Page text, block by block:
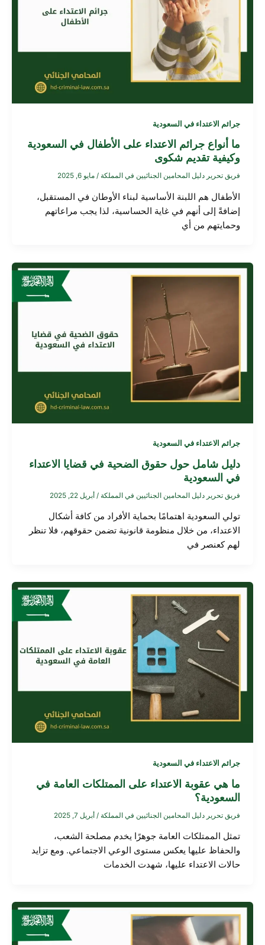
جرائم الاعتداء في السعودية
ما أنواع جرائم الاعتداء على الأطفال في السعودية
وكيفية تقديم شكوى
فريق تحرير دليل المحامين الجنائيين في المملكة / مايو 6, 2025
الأطفال هم اللبنة الأساسية لبناء الأوطان في المستقبل،
إضافةً إلى أنهم في غاية الحساسية، لذا يجب مراعاتهم
وحمايتهم من أي
جرائم الاعتداء في السعودية
دليل شامل حول حقوق الضحية في قضايا الاعتداء
في السعودية
فريق تحرير دليل المحامين الجنائيين في المملكة / أبريل 22, 2025
تولي السعودية اهتمامًا بحماية الأفراد من كافة أشكال
الاعتداء، من خلال منظومة قانونية تضمن حقوقهم، فلا تنظر
لهم كعنصر في
جرائم الاعتداء في السعودية
ما هي عقوبة الاعتداء على الممتلكات العامة في
السعودية؟
فريق تحرير دليل المحامين الجنائيين في المملكة / أبريل 7, 2025
تمثل الممتلكات العامة جوهرًا يخدم مصلحة الشعب،
والحفاظ عليها يعكس مستوى الوعي الاجتماعي. ومع تزايد
حالات الاعتداء عليها، شهدت الخدمات